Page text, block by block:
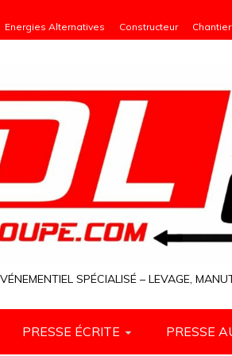
Energies Alternatives Constructeur Chantier
SPÉCIALISÉ – LEVAGE,
PRESSE ÉCRITE PRESSE